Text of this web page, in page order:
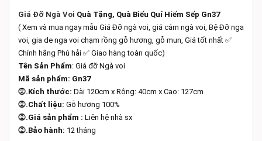
Giá Đỡ Ngà Voi Quà Tặng, Quà Biếu Quí Hiếm Sếp Gn37
( Xem và mua ngay mẫu Giá Đỡ ngà voi, giá cắm ngà voi, Bệ Đỡ nga
voi, gia de nga voi chạm rồng gỗ hương, gỗ mun, Giá tốt nhất ✅
Chính hãng Phú hải ✅ Giao hàng toàn quốc)
Tên Sản Phẩm: Giá đỡ Ngà voi
Mã sản phẩm: Gn37
⓶.Kích thước: Dài 120cm x Rộng: 40cm x Cao: 127cm
⓶.Chất liệu: Gỗ hương 100%
⓶.Giá sản phẩm : Liên hệ nhà sx
⓶.Bảo hành: 12 tháng